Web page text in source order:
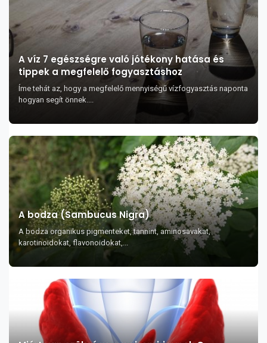
A víz 7 egészségre való jótékony hatása és
tippek a megfelelő fogyasztáshoz
Íme tehát az, hogy a megfelelő mennyiségű vízfogyasztás naponta
hogyan segít önnek....
A bodza (Sambucus Nigra)
A bodza organikus pigmenteket, tannint, aminosavakat,
karotinoidokat, flavonoidokat,...